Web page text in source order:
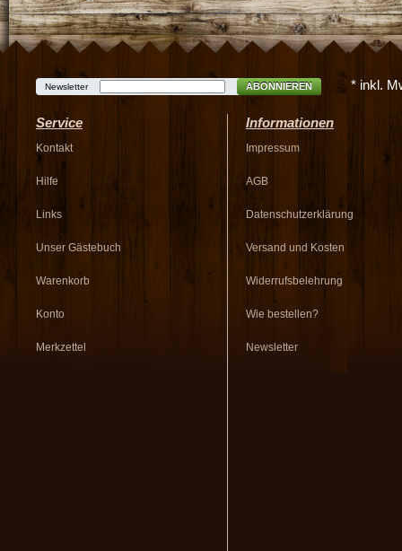
Newsletter ABONNIEREN * inkl.
Service
Kontakt
Hilfe
Links
Unser Gästebuch
Warenkorb
Konto
Merkzettel
Informationen
Impressum
AGB
Datenschutzerklärung
Versand und Kosten
Widerrufsbelehrung
Wie bestellen?
Newsletter